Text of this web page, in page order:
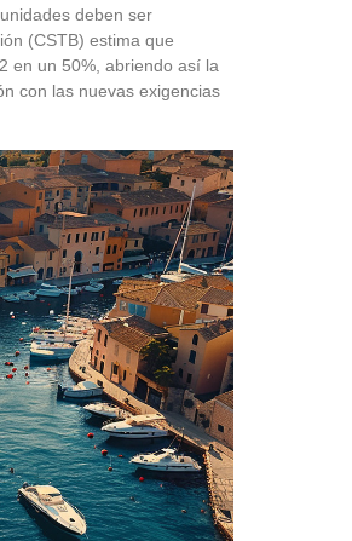
deben ser
(CSTB) estima que
en un 50%, abriendo así la
con las nuevas exigencias